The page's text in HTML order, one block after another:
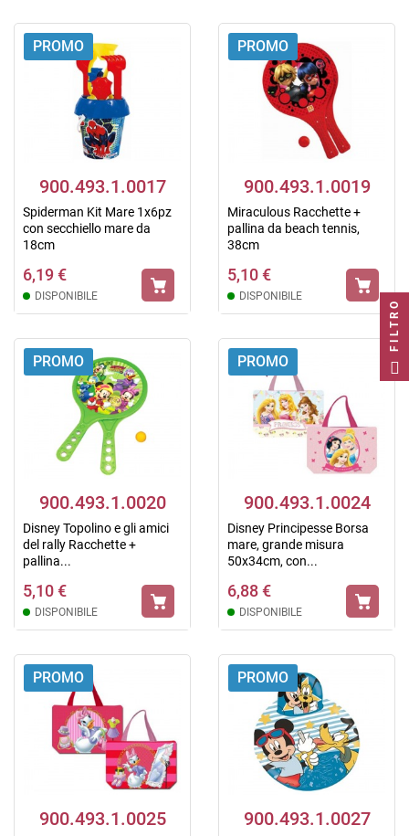
PROMO
900.493.1.0017
Spiderman Kit Mare 1x6pz
con secchiello mare da
18cm
6,19 €
DISPONIBILE
PROMO
900.493.1.0019
Miraculous Racchette +
pallina da beach tennis,
38cm
5,10 €
DISPONIBILE
PROMO
900.493.1.0020
Disney Topolino e gli amici
del rally Racchette +
pallina...
5,10 €
DISPONIBILE
PROMO
900.493.1.0024
Disney Principesse Borsa
mare, grande misura
50x34cm, con...
6,88 €
DISPONIBILE
PROMO
900.493.1.0025
PROMO
900.493.1.0027
FILTRO